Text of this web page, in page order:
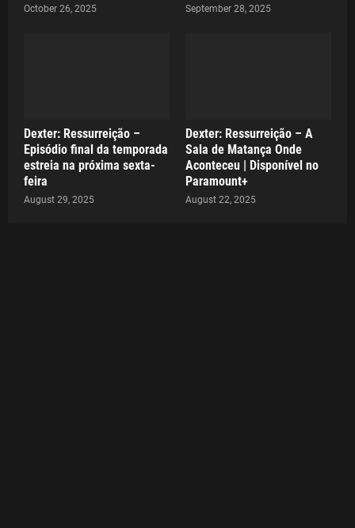
October 26, 2025 September 28, 2025
Dexter: Ressurreição –
Episódio final da temporada
estreia na próxima sexta-
feira
August 29, 2025
Dexter: Ressurreição – A
Sala de Matança Onde
Aconteceu | Disponível no
Paramount+
August 22, 2025